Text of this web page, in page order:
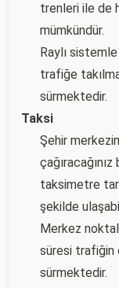
trenleri ile de
mümkündür.
Raylı
trafiğe
sürmektedir.
Taksi
Şehir
taksimetre
şekilde
Merkez
süresi trafiğin
sürmektedir.